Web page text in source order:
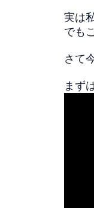
実は
でも
さて
まず